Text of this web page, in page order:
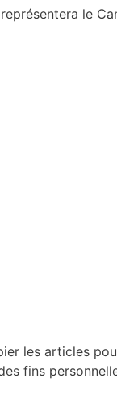
le
les articles
fins